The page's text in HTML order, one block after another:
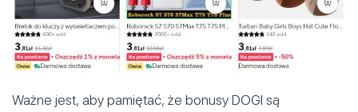
Ważne jest, aby pamiętać, że bonusy DOGI są